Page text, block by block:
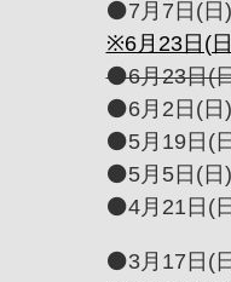
⚫️7月7日(
※6月23日(
⚫️6月23日(
⚫️6月2日(
⚫️5月19日(
⚫️5月5日(
⚫️4月21日(
⚫️3月17日(